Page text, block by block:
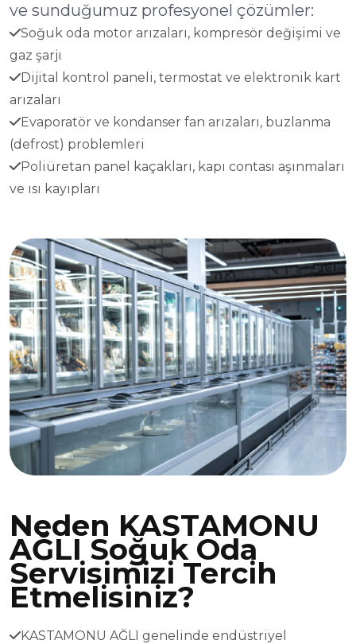
ve sunduğumuz profesyonel çözümler:
Soğuk oda motor arızaları, kompresör değişimi ve
gaz şarjı
Dijital kontrol paneli, termostat ve elektronik kart
arızaları
Evaporatör ve kondanser fan arızaları, buzlanma
(defrost) problemleri
Poliüretan panel kaçakları, kapı contası aşınmaları
ve ısı kayıpları
Neden KASTAMONU
AĞLI Soğuk Oda
Servisimizi Tercih
Etmelisiniz?
KASTAMONU AĞLI genelinde endüstriyel